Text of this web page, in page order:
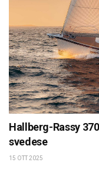
Hallberg-Rassy
svedese
15 OTT 2025